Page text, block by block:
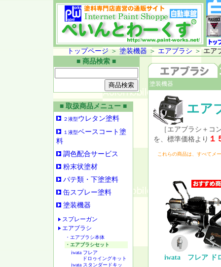
トップページ ＞ 塗装機器＞ エアブラシ ＞ エア
■ 商品検索 ■
■ 取扱商品メニュー ■
２液型ウレタン塗料
１液型ベースコート塗
料
調色配合サービス
粉末状塗材
パテ類・下塗塗料
缶スプレー塗料
塗装機器
スプレーガン
エアブラシ
・エアブラシ本体
・エアブラシセット
iwata フレア
ドロゥイングキット
iwata スタンダードキッ
塗装機器
エア
［エアブラシ＋コ
を、標準価格より １
これらの商品は、すべてメ
iwata フレア ド